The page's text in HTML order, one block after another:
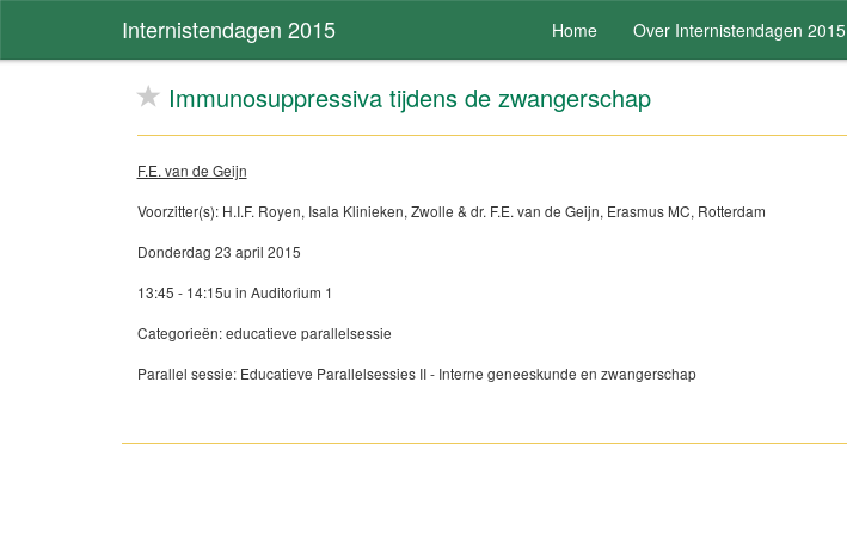
Internistendagen 2015 Home Over Internistendagen 2015
Immunosuppressiva tijdens de zwangerschap
F.E. van de Geijn
Voorzitter(s): H.I.F. Royen, Isala Klinieken, Zwolle & dr. F.E. van de Geijn, Erasmus MC, Rotterdam
Donderdag 23 april 2015
13:45 - 14:15u in Auditorium 1
Categorieën: educatieve parallelsessie
Parallel sessie: Educatieve Parallelsessies II - Interne geneeskunde en zwangerschap